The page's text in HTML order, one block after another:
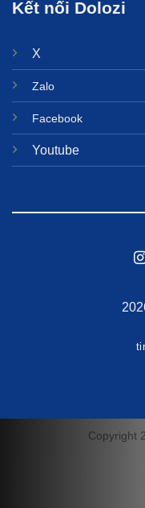
Kết nối Dolozi
X
Zalo
Facebook
Youtube
Copyright